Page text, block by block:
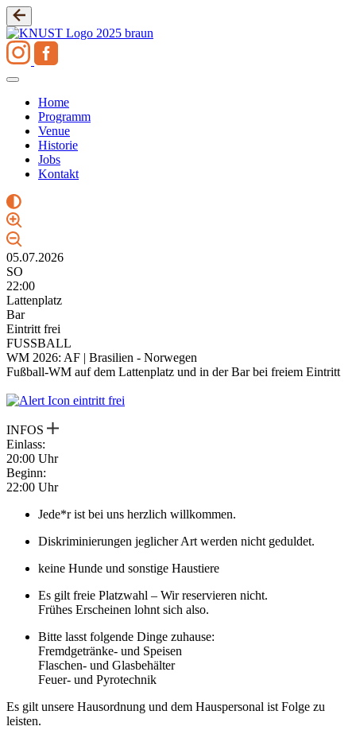
Zum
Inhalt
springen
Home
Programm
Venue
Historie
Jobs
Kontakt
05.07.2026
SO
22:00
Lattenplatz
Bar
Eintritt frei
FUSSBALL
WM 2026: AF | Brasilien - Norwegen
Fußball-WM auf dem Lattenplatz und in der Bar bei freiem Eintritt
eintritt frei
INFOS
Einlass:
20:00 Uhr
Beginn:
22:00 Uhr
Jede*r ist bei uns herzlich willkommen.
Diskriminierungen jeglicher Art werden nicht geduldet.
keine Hunde und sonstige Haustiere
Es gilt freie Platzwahl – Wir reservieren nicht.
Frühes Erscheinen lohnt sich also.
Bitte lasst folgende Dinge zuhause:
Fremdgetränke- und Speisen
Flaschen- und Glasbehälter
Feuer- und Pyrotechnik
Es gilt unsere Hausordnung und dem Hauspersonal ist Folge zu
leisten.